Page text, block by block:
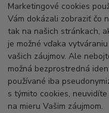
Marketingové cookies
Vám dokázali zobraziť čo
tak na našich stránkach,
je možné vďaka
vašich záujmov. Ale
možná bezprostredná
používané iba
s týmito cookies,
na mieru Vašim záujmom.